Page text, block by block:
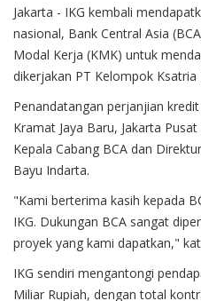
Jakarta - IKG kembali
nasional, Bank Central Asia
Modal Kerja (KMK) untuk
dikerjakan PT Kelompok Ksatria
Penandatangan perjanjian
Kramat Jaya Baru, Jakarta
Kepala Cabang BCA dan
Bayu Indarta.
"Kami berterima kasih kepada
IKG. Dukungan BCA sangat
proyek yang kami dapatkan,"
IKG sendiri mengantongi
Miliar Rupiah, dengan total